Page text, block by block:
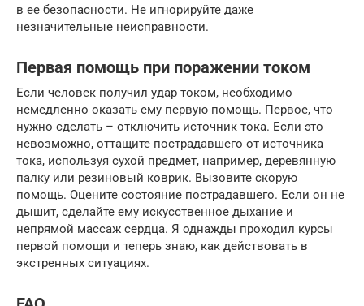
в ее безопасности. Не игнорируйте даже
незначительные неисправности.
Первая помощь при поражении током
Если человек получил удар током, необходимо
немедленно оказать ему первую помощь. Первое, что
нужно сделать – отключить источник тока. Если это
невозможно, оттащите пострадавшего от источника
тока, используя сухой предмет, например, деревянную
палку или резиновый коврик. Вызовите скорую
помощь. Оцените состояние пострадавшего. Если он не
дышит, сделайте ему искусственное дыхание и
непрямой массаж сердца. Я однажды проходил курсы
первой помощи и теперь знаю, как действовать в
экстренных ситуациях.